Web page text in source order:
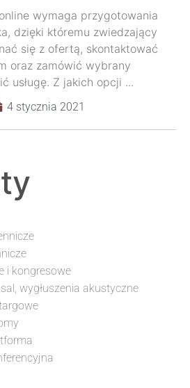
wymaga przygotowania
dzięki któremu zwiedzający
się z ofertą, skontaktować
oraz zamówić wybrany
usługę. Z jakich opcji ...
4 stycznia 2021
i kongresowe
wygłuszenia akustyczne